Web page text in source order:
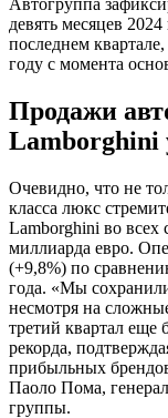
девять месяцев
последнем
году с момента
Продажи
Lamborghini
Очевидно, что не
класса люкс
Lamborghini во всех
миллиарда евро.
(+9,8%) по
года. «Мы
несмотря на
третий квартал еще
рекорда,
прибыльных
Паоло Пома,
группы.